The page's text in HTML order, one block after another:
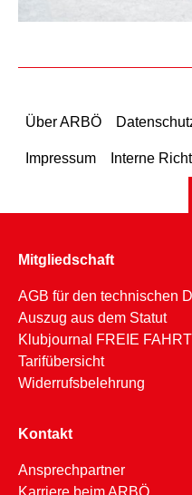
Über ARBÖ
Impressum Interne
Mitgliedschaft
AGB für den technischen
Auszug aus dem Statut
Klubjournal FREIE FAHRT
Tarifübersicht
Widerrufsbelehrung
Kontakt
Ansprechpartner
Karriere beim ARBÖ